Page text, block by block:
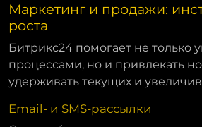
Маркетинг и продажи:
роста
Битрикс24 помогает не только
процессами, но и привлекать
удерживать текущих и
Email- и SMS-рассылки